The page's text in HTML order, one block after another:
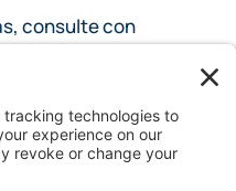
consulte con
investigue a los
detalles de su caso
presentar las
en función del tipo